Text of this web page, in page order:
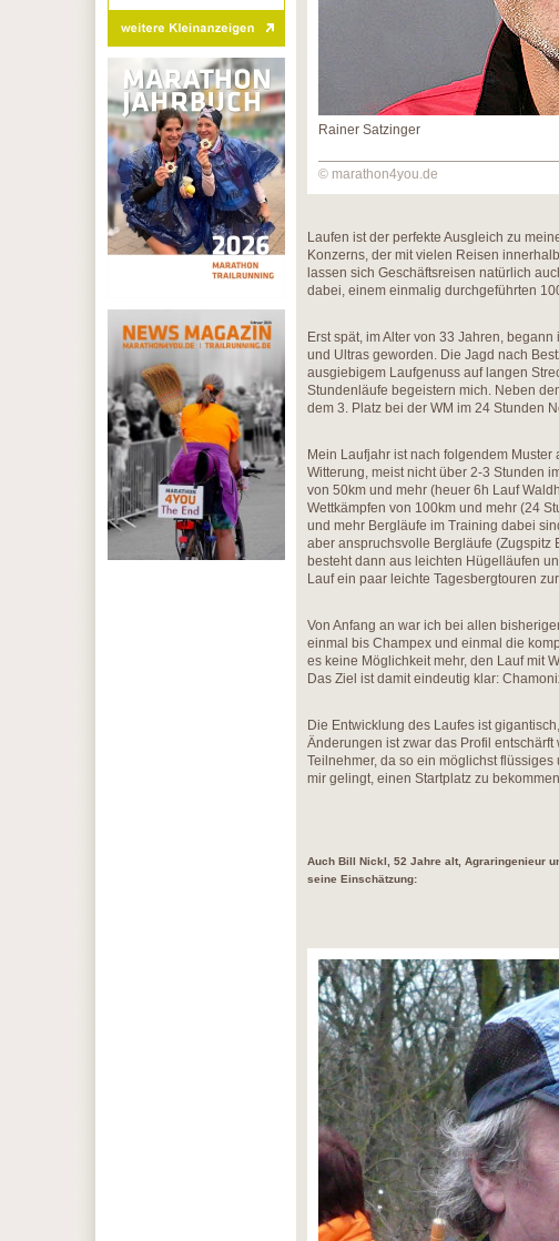
Rainer Satzinger
© marathon4you.de
Laufen ist der perfekte Ausgleich zu
Konzerns, der mit vielen Reisen
lassen sich Geschäftsreisen natürlich
dabei, einem einmalig durchgeführten
Erst spät, im Alter von 33 Jahren,
und Ultras geworden. Die Jagd nach
ausgiebigem Laufgenuss auf langen
Stundenläufe begeistern mich. Neben
dem 3. Platz bei der WM im 24 Stunden
Mein Laufjahr ist nach folgendem
Witterung, meist nicht über 2-3 Stunden
von 50km und mehr (heuer 6h Lauf
Wettkämpfen von 100km und mehr (24
und mehr Bergläufe im Training dabei
aber anspruchsvolle Bergläufe (Zugspitz
besteht dann aus leichten Hügelläufen
Lauf ein paar leichte Tagesbergtouren
Von Anfang an war ich bei allen
einmal bis Champex und einmal die
es keine Möglichkeit mehr, den Lauf mit
Das Ziel ist damit eindeutig klar:
Die Entwicklung des Laufes ist
Änderungen ist zwar das Profil
Teilnehmer, da so ein möglichst
mir gelingt, einen Startplatz zu
Auch Bill Nickl, 52 Jahre alt, Agraringenieur
seine Einschätzung: